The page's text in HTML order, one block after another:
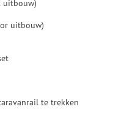
uitbouw)
uitbouw)
te trekken